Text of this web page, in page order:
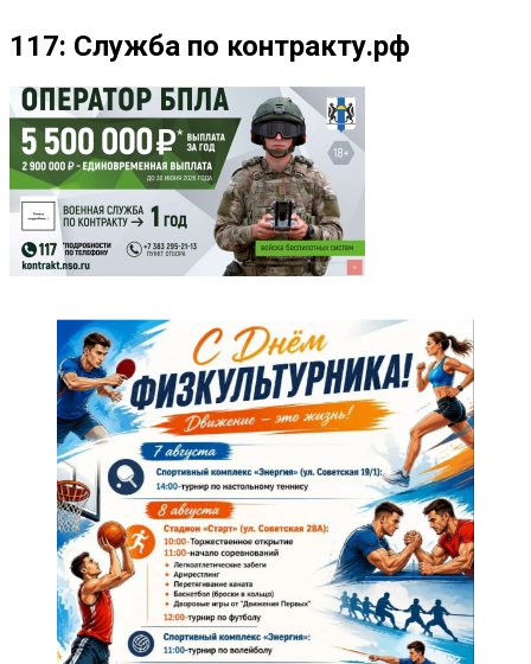
117: Служба по контракту.рф